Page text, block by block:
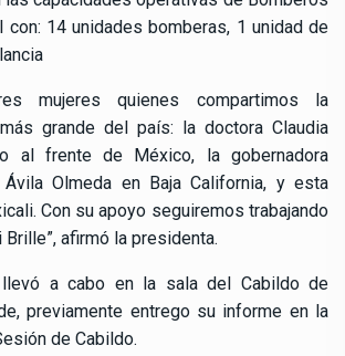
con: 14 unidades bomberas, 1 unidad de
mujeres quienes compartimos la
grande del país: la doctora Claudia
al frente de México, la gobernadora
Olmeda en Baja California, y esta
Con su apoyo seguiremos trabajando
afirmó la presidenta.
a cabo en la sala del Cabildo de
previamente entrego su informe en la
de Cabildo.